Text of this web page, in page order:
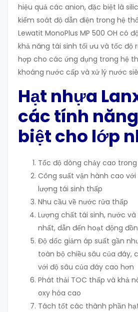
hiệu quả các anion, đặc biệt là
kiểm soát độ dẫn điện trong hệ
Lewatit MonoPlus MP 500 OH có
khả năng tái sinh tối ưu và tốc độ
hợp cho các ứng dụng trong hệ
khoáng nước cấp và xử lý nước
Hạt nhựa
các tính
biệt cho lớp
Tốc độ dòng chảy cao
Công suất vận hành cao
lượng tái sinh thấp
Nhu cầu về nước rửa thấp
Lượng chất tái sinh, nước
nhất, dẫn đến hoạt động
Độ dốc giảm áp suất gần
toàn bộ chiều sâu của đáy,
với độ sâu của đáy cao hơn
Phát thải TOC thấp và khả
oxy hóa cao
Tách tốt các thành phần